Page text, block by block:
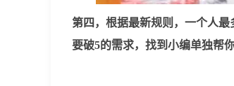
第四，根据最新规则，一个人
要破5的需求，找到小编单独帮你